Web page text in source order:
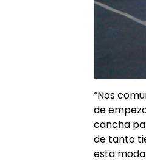
“Nos
de
cancha
de tanto
esta